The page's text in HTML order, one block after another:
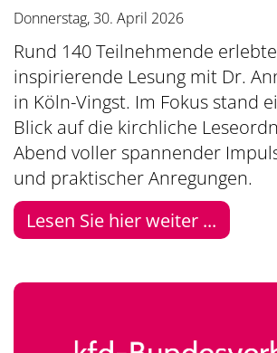
Donnerstag, 30. April 2026
Rund 140 Teilnehmende
inspirierende Lesung mit Dr.
in Köln-Vingst. Im Fokus stand
Blick auf die kirchliche
Abend voller spannender
und praktischer Anregungen.
Lesen Sie hier weiter ...